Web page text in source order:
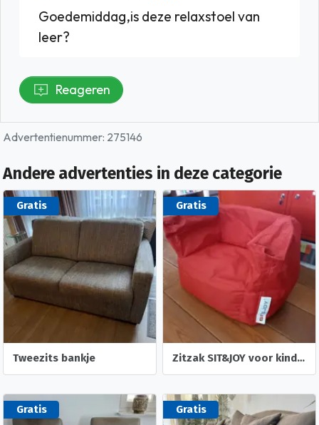
Goedemiddag,is deze relaxstoel van
leer?
Reageren
Advertentienummer: 275146
Andere advertenties in deze categorie
Gratis
Tweezits bankje
Gratis
Zitzak SIT&JOY voor kinderen
Gratis Gratis